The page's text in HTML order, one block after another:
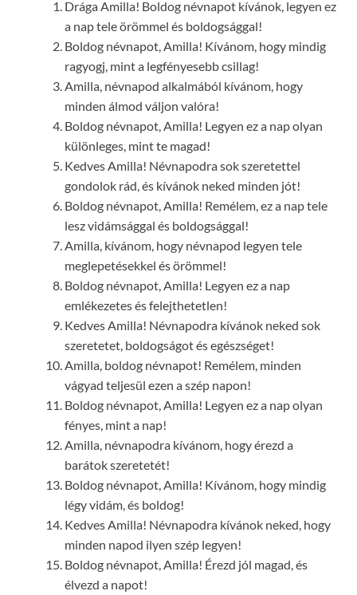
Drága Amilla! Boldog névnapot kívánok, legyen ez
a nap tele örömmel és boldogsággal!
Boldog névnapot, Amilla! Kívánom, hogy mindig
ragyogj, mint a legfényesebb csillag!
Amilla, névnapod alkalmából kívánom, hogy
minden álmod váljon valóra!
Boldog névnapot, Amilla! Legyen ez a nap olyan
különleges, mint te magad!
Kedves Amilla! Névnapodra sok szeretettel
gondolok rád, és kívánok neked minden jót!
Boldog névnapot, Amilla! Remélem, ez a nap tele
lesz vidámsággal és boldogsággal!
Amilla, kívánom, hogy névnapod legyen tele
meglepetésekkel és örömmel!
Boldog névnapot, Amilla! Legyen ez a nap
emlékezetes és felejthetetlen!
Kedves Amilla! Névnapodra kívánok neked sok
szeretetet, boldogságot és egészséget!
Amilla, boldog névnapot! Remélem, minden
vágyad teljesül ezen a szép napon!
Boldog névnapot, Amilla! Legyen ez a nap olyan
fényes, mint a nap!
Amilla, névnapodra kívánom, hogy érezd a
barátok szeretetét!
Boldog névnapot, Amilla! Kívánom, hogy mindig
légy vidám, és boldog!
Kedves Amilla! Névnapodra kívánok neked, hogy
minden napod ilyen szép legyen!
Boldog névnapot, Amilla! Érezd jól magad, és
élvezd a napot!